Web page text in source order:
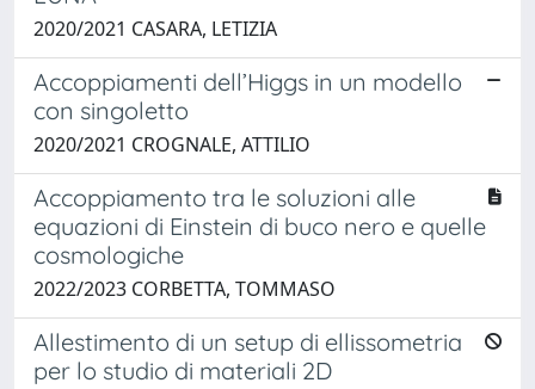
2020/2021 CASARA, LETIZIA
Accoppiamenti dell’Higgs in un modello
con singoletto
2020/2021 CROGNALE, ATTILIO
Accoppiamento tra le soluzioni alle
equazioni di Einstein di buco nero e quelle
cosmologiche
2022/2023 CORBETTA, TOMMASO
Allestimento di un setup di ellissometria
per lo studio di materiali 2D